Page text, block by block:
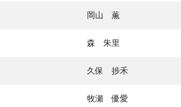
岡山 薫
森 朱里
久保 捗禾
牧瀬 優愛